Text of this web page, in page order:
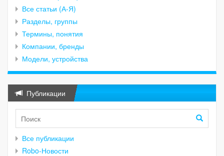
Все статьи (А-Я)
Разделы, группы
Термины, понятия
Компании, бренды
Модели, устройства
Публикации
Все публикации
Robo-Новости